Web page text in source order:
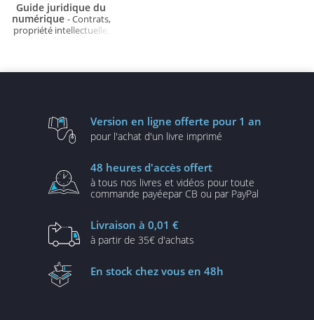
Guide juridique du
numérique - Contrats,
propriété intellectuelle,
Version en ligne offerte pour 1 an
pour l'achat d'un livre imprimé
48 heures d'accès offert
à tous nos livres et vidéos pour toute
commande payéepar CB ou par PayPal
Livraison à 0,01 €
à partir de 35€ d'achats
En stock chez vous en 48h